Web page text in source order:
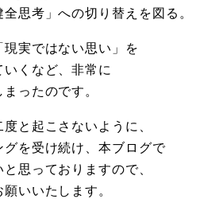
思考」への切り替えを図る。
実ではない思い」を
くなど、非常に
ったのです。
と起こさないように、
を受け続け、本ブログで
思っておりますので、
いいたします。